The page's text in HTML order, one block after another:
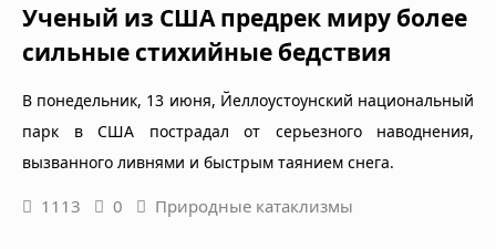
Ученый из США предрек миру более
сильные стихийные бедствия
В понедельник, 13 июня, Йеллоустоунский национальный
парк в США пострадал от серьезного наводнения,
вызванного ливнями и быстрым таянием снега.
1113 0 Природные катаклизмы